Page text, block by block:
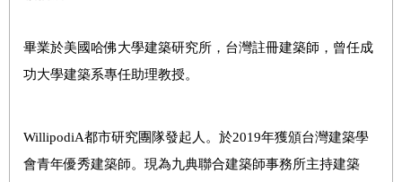
畢業於美國哈佛大學建築研究所，台灣註冊建築師，曾任成
功大學建築系專任助理教授。
WillipodiA都市研究團隊發起人。於2019年獲頒台灣建築學
會青年優秀建築師。現為九典聯合建築師事務所主持建築